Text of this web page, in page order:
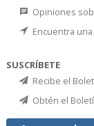
Opiniones
Encuentra
SUSCRÍBETE
Recibe el
Obtén el